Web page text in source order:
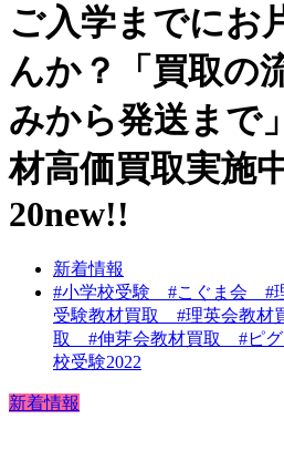
ご入学までにお
んか？「買取
みから発送ま
材高価買取実施
20new!!
新着情報
#小学校受験 #こぐま会 #
受験教材買取 #理英会教材
取 #伸芽会教材買取 #ピ
校受験2022
新着情報